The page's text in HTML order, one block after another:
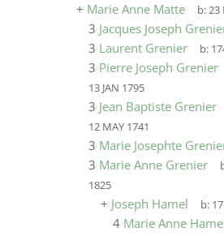
+ Marie Anne Matte b:23
3 Jacques Joseph
3 Laurent Grenier b:
3 Pierre Joseph Grenier
13 JAN 1795
3 Jean Baptiste Grenier
12 MAY 1741
3 Marie Josephte
3 Marie Anne Grenier
1825
+ Joseph Hamel b:
4 Marie Anne